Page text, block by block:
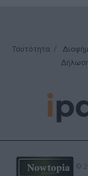
Ταυτότητα
©